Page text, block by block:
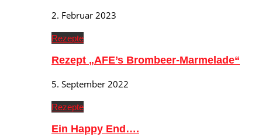
2. Februar 2023
Rezepte
Rezept „AFE’s Brombeer-Marmelade“
5. September 2022
Rezepte
Ein Happy End….